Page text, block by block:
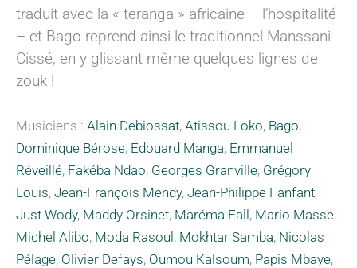
traduit avec la « teranga » africaine – l’hospitalité
– et Bago reprend ainsi le traditionnel Manssani
Cissé, en y glissant même quelques lignes de
zouk !
Musiciens : Alain Debiossat, Atissou Loko, Bago,
Dominique Bérose, Edouard Manga, Emmanuel
Réveillé, Fakéba Ndao, Georges Granville, Grégory
Louis, Jean-François Mendy, Jean-Philippe Fanfant,
Just Wody, Maddy Orsinet, Maréma Fall , Mario Masse,
Michel Alibo, Moda Rasoul , Mokhtar Samba, Nicolas
Pélage, Olivier Defays, Oumou Kalsoum, Papis Mbaye,